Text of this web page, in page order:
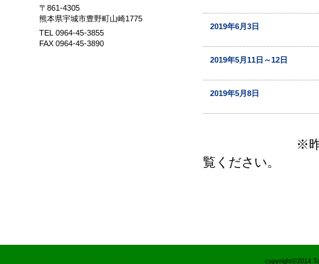
2019年6月3日
2019年5月11日～12日
2019年5月8日
※昨
覧ください。
〒861-4305
熊本県宇城市豊野町山崎1775
TEL 0964-45-3855
FAX 0964-45-3890
copyright©2014